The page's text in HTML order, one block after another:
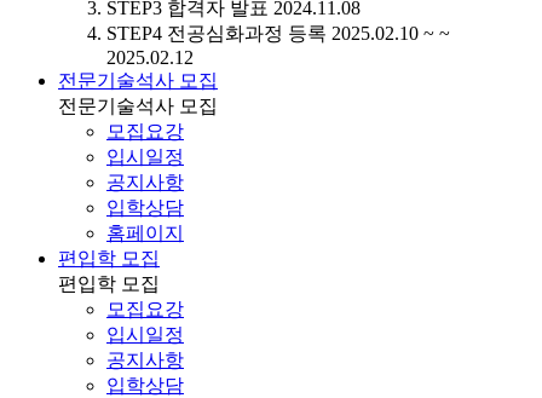
STEP3 합격자 발표 2024.11.08
STEP4 전공심화과정 등록 2025.02.10 ~ ~
2025.02.12
전문기술석사 모집
전문기술석사 모집
모집요강
입시일정
공지사항
입학상담
홈페이지
편입학 모집
편입학 모집
모집요강
입시일정
공지사항
입학상담